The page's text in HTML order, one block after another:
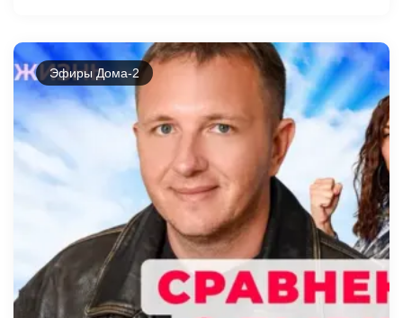
Эфиры Дома-2